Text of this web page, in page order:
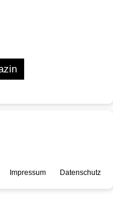
Impressum Datenschutz